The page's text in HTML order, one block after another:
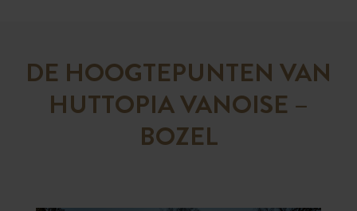
DE HOOGTEPUNTEN VAN
HUTTOPIA VANOISE –
BOZEL